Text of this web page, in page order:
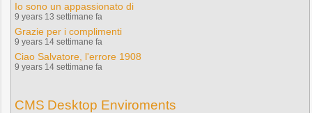
Io sono un appassionato di
9 years 13 settimane fa
Grazie per i complimenti
9 years 14 settimane fa
Ciao Salvatore, l'errore 1908
9 years 14 settimane fa
CMS Desktop Enviroments